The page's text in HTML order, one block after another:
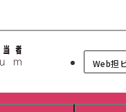
Web担当者Forum
Web担
＼ 8月